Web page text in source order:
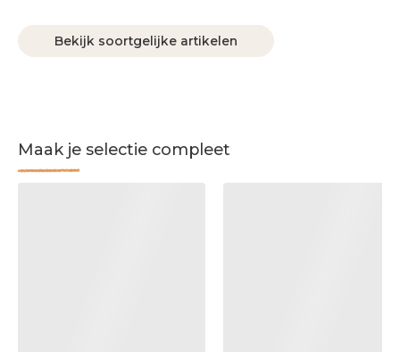
Bekijk soortgelijke artikelen
Maak je selectie compleet